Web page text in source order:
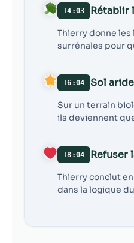
14:03 Rétablir
Thierry donne
surrénales pour
16:04 Sol
Sur un terrain
ils deviennent
18:04 Refuser
Thierry conclut
dans la logique